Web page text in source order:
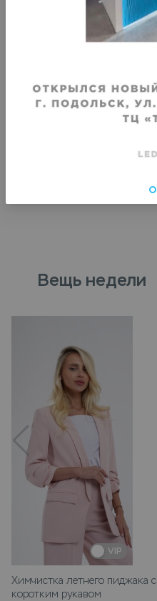
Химчистка кардигана
Вещь недели
VIP
Химчистка летнего пиджака с
коротким рукавом